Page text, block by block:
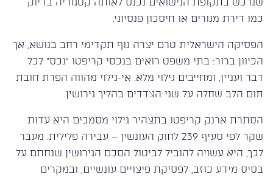
כמו דירת מגורים או חיסכון פנסיוני.
הפסיקה הישראלית טרם יצרה גוף תקדימי רחב בנושא, אך
הכיוון ברור: בתי משפט רואים בנכסי קריפטו “נכס” לכל
דבר ועניין, ומחייבים גילוי מלא. אי-גילוי מהווה הפרת חובת
תום הלב שחלה על שני הצדדים בהליך גירושין.
הסתרת ארנק קריפטו בתצהיר גילוי מסמכים היא עדות
שקר לפי סעיף 239 לחוק העונשין – עבירה פלילית. מעבר
לכך, היא עשויה להוביל לביטול הסכם הגירושין שנחתם על
בסיס מידע כוזב, לפסיקת פיצויים עונשיים, ובמקרים